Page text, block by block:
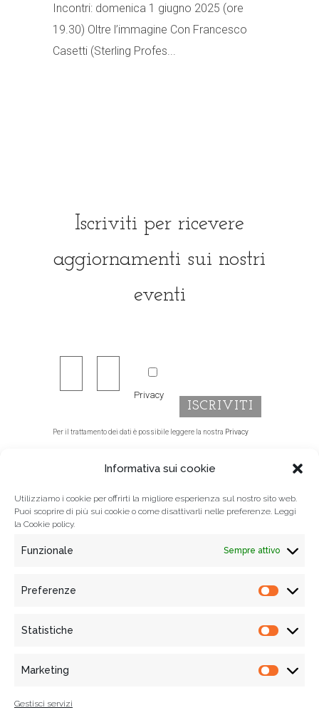
Informativa sui cookie
Utilizziamo i cookie per offrirti la migliore esperienza sul nostro sito web.
Puoi scoprire di più sui cookie o come disattivarli nelle preferenze. Leggi
la Cookie policy.
Funzionale Sempre attivo
Preferenze
Statistiche
Marketing
Gestisci servizi
Incontri: domenica 1 giugno 2025 (ore
19.30) Oltre l’immagine Con Francesco
Casetti (Sterling Profes...
Iscriviti per ricevere
aggiornamenti sui nostri
eventi
Privacy
Per il trattamento dei dati è possibile leggere la nostra Privacy
Informativa Privacy
WebDesign: